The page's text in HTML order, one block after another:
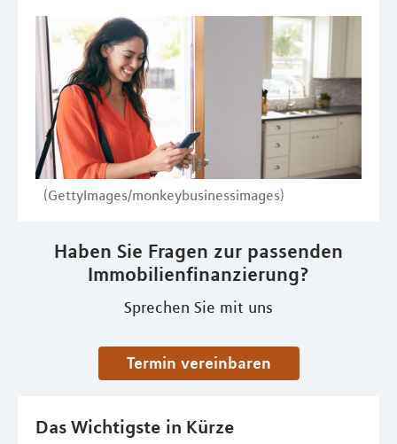
(GettyImages/monkeybusinessimages)
Haben Sie Fragen zur passenden
Immobilienfinanzierung?
Sprechen Sie mit uns
Termin vereinbaren
Das Wichtigste in Kürze